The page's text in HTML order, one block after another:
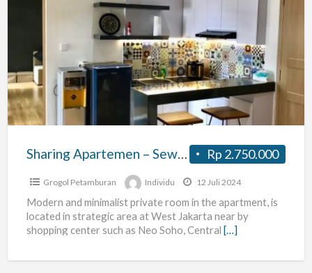
Sewa
1
Kamar
Apartemen
Garden
Rp 2.750.000
Sharing Apartemen – Sewa 1 Kamar Apartemen Mediterania Garden 1
Grogol Petamburan Individu 12 Juli 2024
Modern and minimalist private room in the apartment, is
located in strategic area at West Jakarta near by
shopping center such as Neo Soho, Central […]